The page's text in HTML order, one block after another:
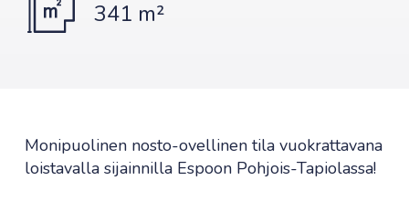
341 m²
Monipuolinen nosto-ovellinen tila vuokrattavana
loistavalla sijainnilla Espoon Pohjois-Tapiolassa!